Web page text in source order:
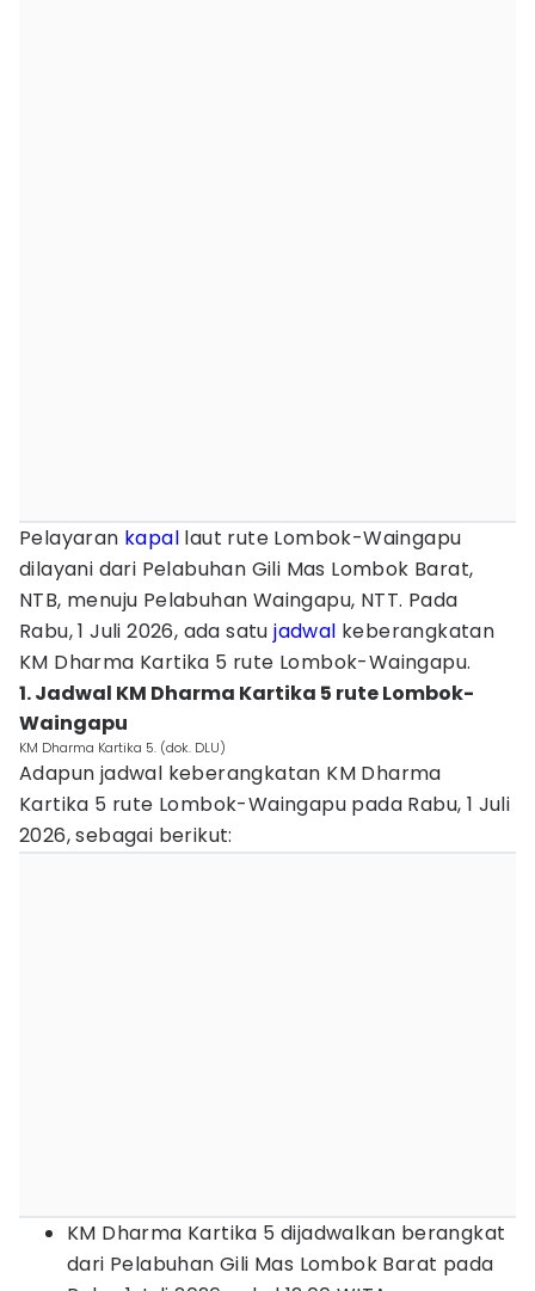
Pelayaran kapal laut rute Lombok-Waingapu
dilayani dari Pelabuhan Gili Mas Lombok Barat,
NTB, menuju Pelabuhan Waingapu, NTT. Pada
Rabu, 1 Juli 2026, ada satujadwal keberangkatan
KM Dharma Kartika 5 rute Lombok-Waingapu.
1. Jadwal KM Dharma Kartika 5 rute Lombok-
Waingapu
KM Dharma Kartika 5. (dok. DLU)
Adapun jadwal keberangkatan KM Dharma
Kartika 5 rute Lombok-Waingapu pada Rabu, 1 Juli
2026, sebagai berikut:
KM Dharma Kartika 5 dijadwalkan berangkat
dari Pelabuhan Gili Mas Lombok Barat pada